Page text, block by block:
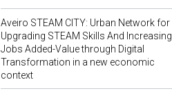
Aveiro STEAM CITY: Urban Network for
Upgrading STEAM Skills And Increasing
Jobs Added-Value through Digital
Transformation in a new economic
context